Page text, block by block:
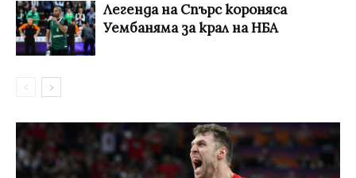
Легенда на Спърс короняса
Уембаняма за крал на НБА